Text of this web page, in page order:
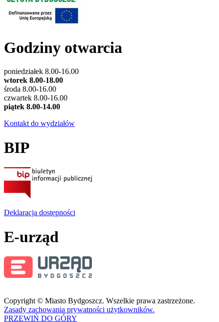
Godziny otwarcia
poniedziałek 8.00-16.00
wtorek 8.00-18.00
środa 8.00-16.00
czwartek 8.00-16.00
piątek 8.00-14.00
Kontakt do wydziałów
BIP
Deklaracja dostępności
E-urząd
Copyright © Miasto Bydgoszcz. Wszelkie prawa zastrzeżone.
Zasady zachowania prywatności użytkowników.
PRZEWIŃ DO GÓRY